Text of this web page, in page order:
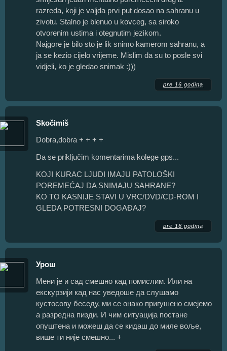
razreda, koji je valjda prvi put dosao na sahranu u
zivotu. Stalno je blenuo u kovceg, sa siroko
otvorenim ustima i otegnutim jezikom.
Najgore je bilo sto je lik snimo kamerom sahranu, a
ja se kezio cijelo vrijeme. Mislim da su to posle svi
vidjeli, ko je gledao snimak :)))
pre 16 godina
Skočimiš
Dobra,dobra + + + +
Da se priključim komentarima kolege gps...
KOJI KURAC LJUDI IMAJU PATOLOŠKI
POREMEĆAJ DA SNIMAJU SAHRANE?
KO TO KASNIJE STAVI U VRC/DVD/CD-ROM I
GLEDA POTRESNI DOGAĐAJ?
pre 16 godina
Урош
Мени је и сад смешно кад помислим. Или на
екскурзији кад нас уведоше да слушамо
кустосову беседу, ми се онако пригушено смејемо
а разредна пизди. И чим ситуација постане
опуштена и можеш да се кидаш до миле воље,
више ти није смешно... +